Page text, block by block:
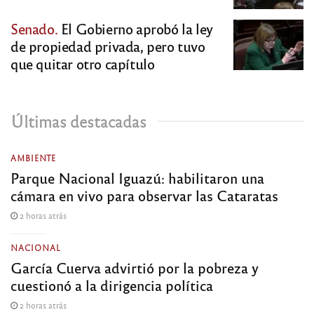
Senado. El Gobierno aprobó la ley
de propiedad privada, pero tuvo
que quitar otro capítulo
Últimas destacadas
AMBIENTE
Parque Nacional Iguazú: habilitaron una
cámara en vivo para observar las Cataratas
2 horas atrás
NACIONAL
García Cuerva advirtió por la pobreza y
cuestionó a la dirigencia política
2 horas atrás